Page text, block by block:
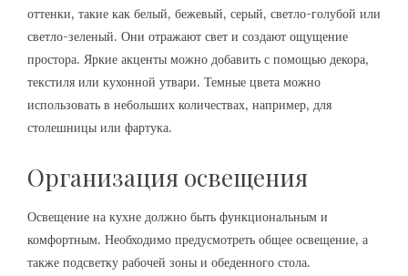
оттенки, такие как белый, бежевый, серый, светло-голубой или
светло-зеленый. Они отражают свет и создают ощущение
простора. Яркие акценты можно добавить с помощью декора,
текстиля или кухонной утвари. Темные цвета можно
использовать в небольших количествах, например, для
столешницы или фартука.
Организация освещения
Освещение на кухне должно быть функциональным и
комфортным. Необходимо предусмотреть общее освещение, а
также подсветку рабочей зоны и обеденного стола.